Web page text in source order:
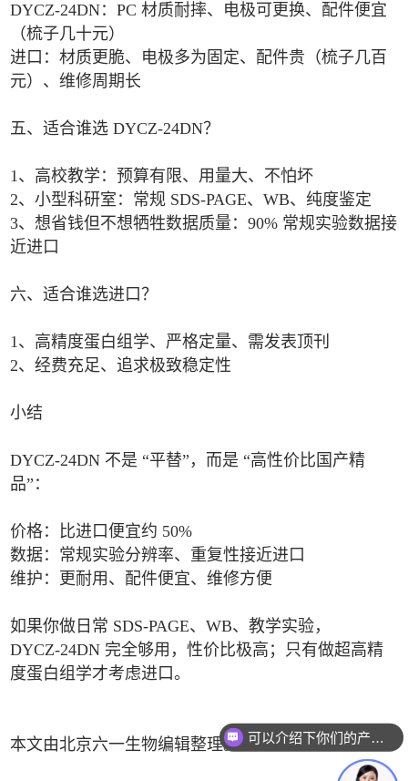
DYCZ‑24DN：PC 材质耐摔、电极可更换、配件便宜
（梳子几十元）
进口：材质更脆、电极多为固定、配件贵（梳子几百
元）、维修周期长
五、适合谁选 DYCZ‑24DN？
1、高校教学：预算有限、用量大、不怕坏
2、小型科研室：常规 SDS‑PAGE、WB、纯度鉴定
3、想省钱但不想牺牲数据质量：90% 常规实验数据接
近进口
六、适合谁选进口？
1、高精度蛋白组学、严格定量、需发表顶刊
2、经费充足、追求极致稳定性
小结
DYCZ‑24DN 不是 “平替”，而是 “高性价比国产精
品”：
价格：比进口便宜约 50%
数据：常规实验分辨率、重复性接近进口
维护：更耐用、配件便宜、维修方便
如果你做日常 SDS‑PAGE、WB、教学实验，
DYCZ‑24DN 完全够用，性价比极高；只有做超高精
度蛋白组学才考虑进口。
本文由北京六一生物编辑整理。